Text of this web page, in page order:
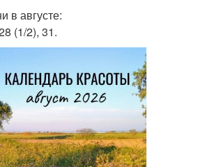
в августе:
(1/2), 31.